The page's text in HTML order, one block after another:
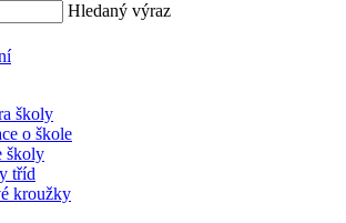
Hledaný výraz
školy
o škole
školy
tříd
kroužky